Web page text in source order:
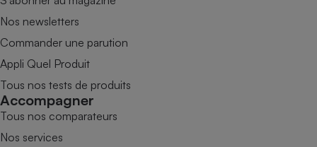
Nos newsletters
Commander une parution
Appli Quel Produit
Tous nos tests de produits
Accompagner
Tous nos comparateurs
Nos services